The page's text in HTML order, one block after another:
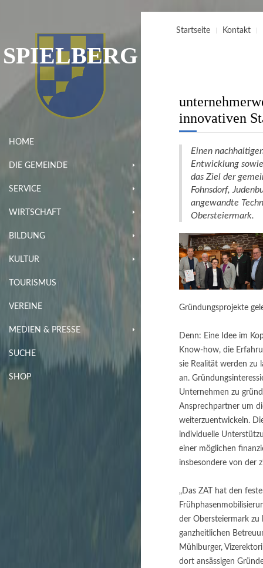
SPIELBERG
HOME
DIE GEMEINDE
SERVICE
WIRTSCHAFT
BILDUNG
KULTUR
TOURISMUS
VEREINE
MEDIEN & PRESSE
SUCHE
SHOP
Startseite Kontakt
innovativen
Einen
Entwicklung
das Ziel der
Fohnsdorf,
angewandte
Obersteiermark.
Gründungsprojekte
Denn: Eine Idee im
Know-how, die
sie Realität werden zu
an.
Unternehmen zu
Ansprechpartner um
weiterzuentwickeln.
individuelle
einer möglichen
insbesondere von der
„Das ZAT hat den
der Obersteiermark
ganzheitlichen
Mühlburger,
dort ansässigen